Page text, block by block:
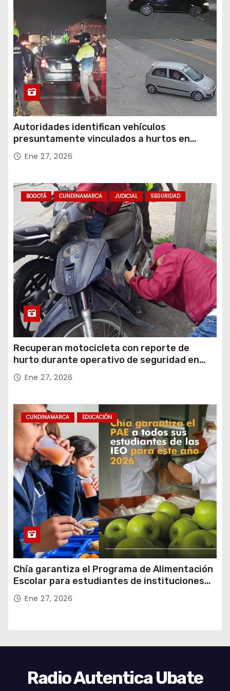
Autoridades identifican vehículos
presuntamente vinculados a hurtos en
conjuntos residenciales de Zipaquirá
Ene 27, 2026
BOGOTÁ CUNDINAMARCA JUDICIAL SEGURIDAD
Recuperan motocicleta con reporte de
hurto durante operativo de seguridad en
Rafael Uribe Uribe
Ene 27, 2026
CUNDINAMARCA EDUCACIÓN
Chía garantiza el Programa de Alimentación
Escolar para estudiantes de instituciones
oficiales
Ene 27, 2026
Radio Autentica Ubate